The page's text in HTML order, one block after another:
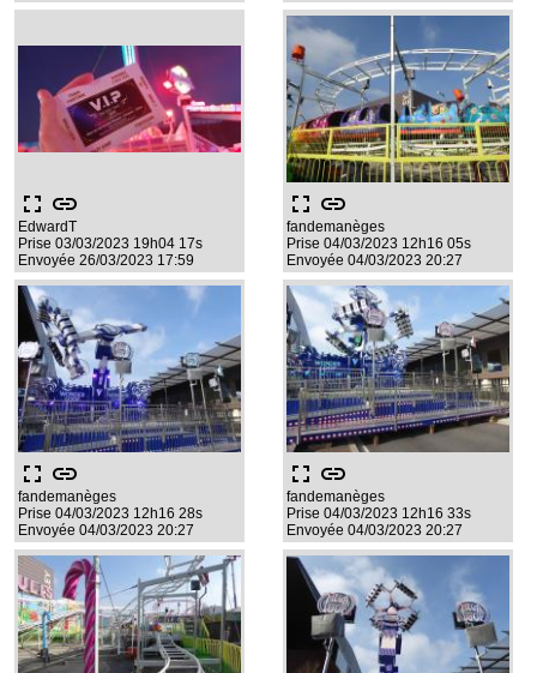
fullscreen link
EdwardT
Prise 03/03/2023 19h04 17s
Envoyée 26/03/2023 17:59
fullscreen link
fandemanèges
Prise 04/03/2023 12h16 05s
Envoyée 04/03/2023 20:27
fullscreen link
fandemanèges
Prise 04/03/2023 12h16 28s
Envoyée 04/03/2023 20:27
fullscreen link
fandemanèges
Prise 04/03/2023 12h16 33s
Envoyée 04/03/2023 20:27